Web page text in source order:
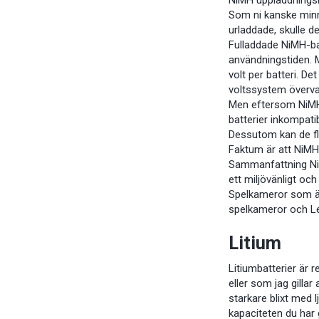
Som ni kanske
urladdade, skulle
Fulladdade NiMH-
användningstiden.
volt per batteri.
voltssystem
Men eftersom
batterier
Dessutom kan de
Faktum är att
Sammanfattning
ett miljövänligt
Spelkameror som
spelkameror och
Litium
Litiumbatterier är
eller som jag gillar
starkare blixt med
kapaciteten du